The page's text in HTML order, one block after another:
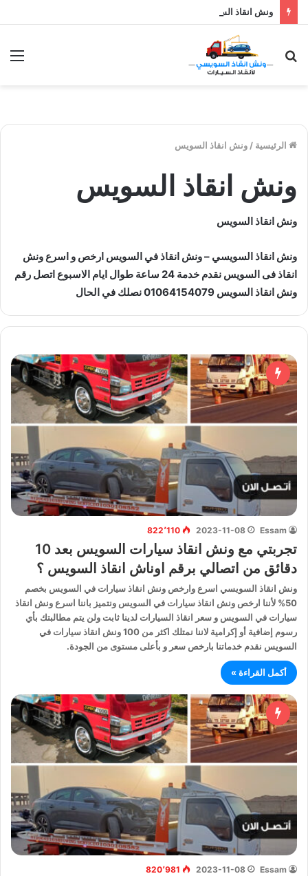
الرئيسية / ونش انقاذ السويس
ونش انقاذ السويس
ونش انقاذ السويس
ونش انقاذ السويسي – ونش انقاذ في السويس ارخص و اسرع ونش
انقاذ فى السويس نقدم خدمة 24 ساعة طوال ايام الاسبوع اتصل رقم
ونش انقاذ السويس 01064154079 نصلك في الحال
Essam
2023-11-08 822٬110
تجربتي مع ونش انقاذ سيارات السويس بعد 10
دقائق من اتصالي برقم اوناش انقاذ السويس ؟
ونش انقاذ السويسي اسرع وارخص ونش انقاذ سيارات في السويس بخصم
50% لأننا ارخص ونش انقاذ سيارات في السويس ونتميز باننا اسرع ونش انقاذ
سيارات في السويس و سعر انقاذ السيارات لدينا ثابت ولن يتم مطالبتك بأي
رسوم إضافية أو إكرامية لاننا نمتلك اكثر من 100 ونش انقاذ سيارات في
السويس نقدم خدماتنا بارخص سعر و بأعلى مستوى من الجودة.
أكمل القراءة »
Essam
2023-11-08 820٬981